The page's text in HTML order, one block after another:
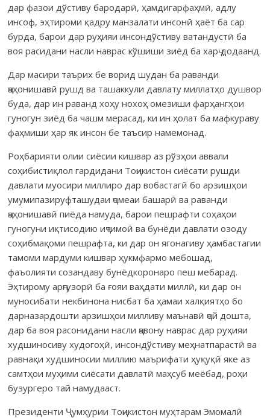
дар фазои дўстиву бародарӣ, ҳамдигарфаҳмӣ, адлу
инсоф, эҳтироми қадру манзалати инсонӣ ҳаёт ба сар
бурда, барои дар руҳияи инсондўстиву ватандустӣ ба
воя расидани насли наврас кўшиши зиёд ба харҷ додаанд.
Дар масири таърих бе ворид шудан ба раванди
ҷаҳонишавӣ рушд ва ташаккули давлату миллатҳо душвор
буда, дар ин раванд хоҳу нохоҳ омезиши фарҳангҳои
гуногун зиёд ба чашм мерасад, ки ин ҳолат ба мафкураву
фаҳмиши ҳар як инсон бе таъсир намемонад.
Роҳбарияти олии сиёсии кишвар аз рўзҳои аввали
соҳибистиқлол гардидани Тоҷикистон сиёсати рушди
давлати муосири миллиро дар вобастагӣ бо арзишҳои
умумипазируфташудаи ҷомеаи башарӣ ва раванди
ҷаҳонишавӣ пиёда намуда, барои пешрафти соҳаҳои
гуногуни иқтисодию иҷтимоӣ ва бунёди давлати озоду
соҳибмақоми пешрафта, ки дар он ягонагиву ҳамбастагии
тамоми мардуми кишвар ҳукмфармо мебошад,
фаъолияти созандаву бунёдкоронаро пеш мебарад.
Эҳтирому арҷгузорӣ ба ғояи ваҳдати миллӣ, ки дар он
муносибати некбинона нисбат ба ҳамаи халқиятҳо бо
дарназардошти арзишҳои милливу маънавӣ ҷой дошта,
дар ба воя расонидани насли ҷавону наврас дар руҳияи
худшиносиву худогоҳӣ, инсондўстиву меҳнатпарастӣ ва
равнақи худшиносии миллию маърифати ҳуқуқӣ яке аз
самтҳои муҳими сиёсати давлатӣ маҳсуб меёбад, роҳи
бузургеро тай намудааст.
Президенти Ҷумҳурии Тоҷикистон муҳтарам Эмомалӣ